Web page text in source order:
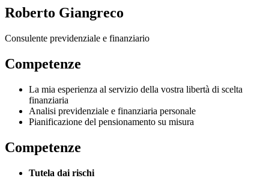
Roberto Giangreco
Consulente previdenziale e finanziario
Competenze
La mia esperienza al servizio della vostra libertà di scelta
finanziaria
Analisi previdenziale e finanziaria personale
Pianificazione del pensionamento su misura
Competenze
Tutela dai rischi